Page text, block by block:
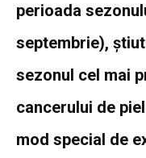
perioada
septembrie),
sezonul cel mai
cancerului de
mod special de